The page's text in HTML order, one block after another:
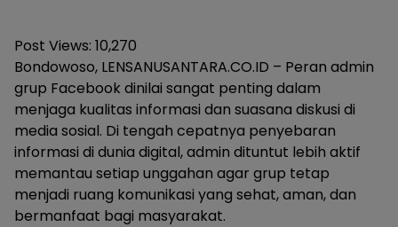
Post Views: 10,270
Bondowoso, LENSANUSANTARA.CO.ID – Peran admin
grup Facebook dinilai sangat penting dalam
menjaga kualitas informasi dan suasana diskusi di
media sosial. Di tengah cepatnya penyebaran
informasi di dunia digital, admin dituntut lebih aktif
memantau setiap unggahan agar grup tetap
menjadi ruang komunikasi yang sehat, aman, dan
bermanfaat bagi masyarakat.